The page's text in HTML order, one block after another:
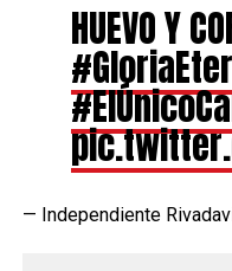
HUEVO Y
— Independiente